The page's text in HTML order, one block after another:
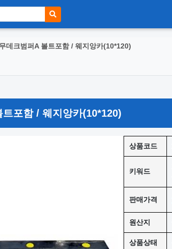
데크범퍼A 볼트포함 / 웨지앙카(10*120)
포함 / 웨지앙카(10*120)
상품코드
키워드
판매가격
원산지
상품상태